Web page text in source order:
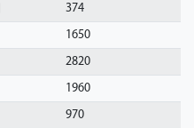
374
1650
2820
1960
970